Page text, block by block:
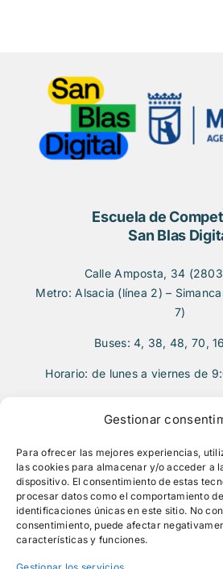
Gestionar
Para ofrecer las mejores experiencias,
las cookies para almacenar y/o acceder a
dispositivo. El consentimiento de estas
procesar datos como el comportamiento
identificaciones únicas en este sitio. No
consentimiento, puede afectar
características y funciones.
Escuela de
San Blas
Calle Amposta, 34
Metro: Alsacia (línea 2) –
7)
Buses: 4, 38, 48, 70,
Horario: de lunes a viernes de
Menú
San Blas Digital
Quiénes somos
De